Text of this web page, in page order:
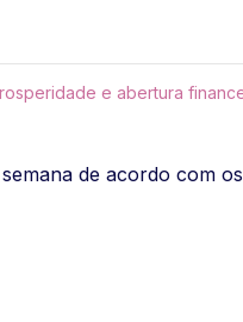
e abertura
de acordo com